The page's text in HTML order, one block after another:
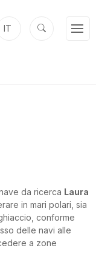
IT
da ricerca Laura
in mari polari, sia
conforme
delle navi alle
a zone